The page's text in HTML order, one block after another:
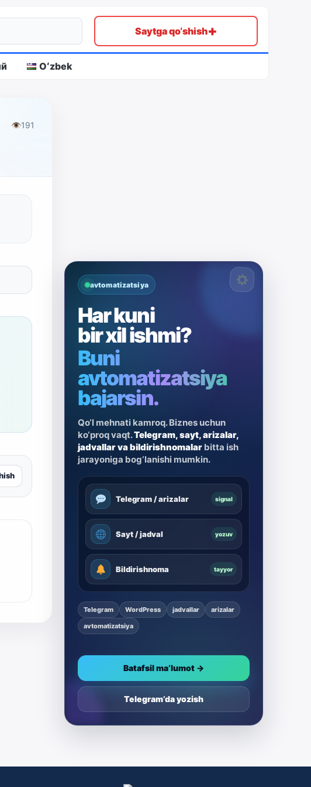
Saytga qo‘shish+
Oʻzbek
👁191
avtomatizatsiya
Har kuni
bir xil ishmi?
Buni
avtomatizatsiya
bajarsin.
Qo‘l mehnati kamroq. Biznes uchun
ko‘proq vaqt.Telegram, sayt, arizalar,
jadvallar va bildirishnomalar bitta ish
jarayoniga bog‘lanishi mumkin.
Telegram / arizalar signal
Sayt / jadval yozuv
Bildirishnoma tayyor
Telegram WordPress jadvallar
arizalar
avtomatizatsiya
Batafsil ma’lumot →
Telegram’da yozish